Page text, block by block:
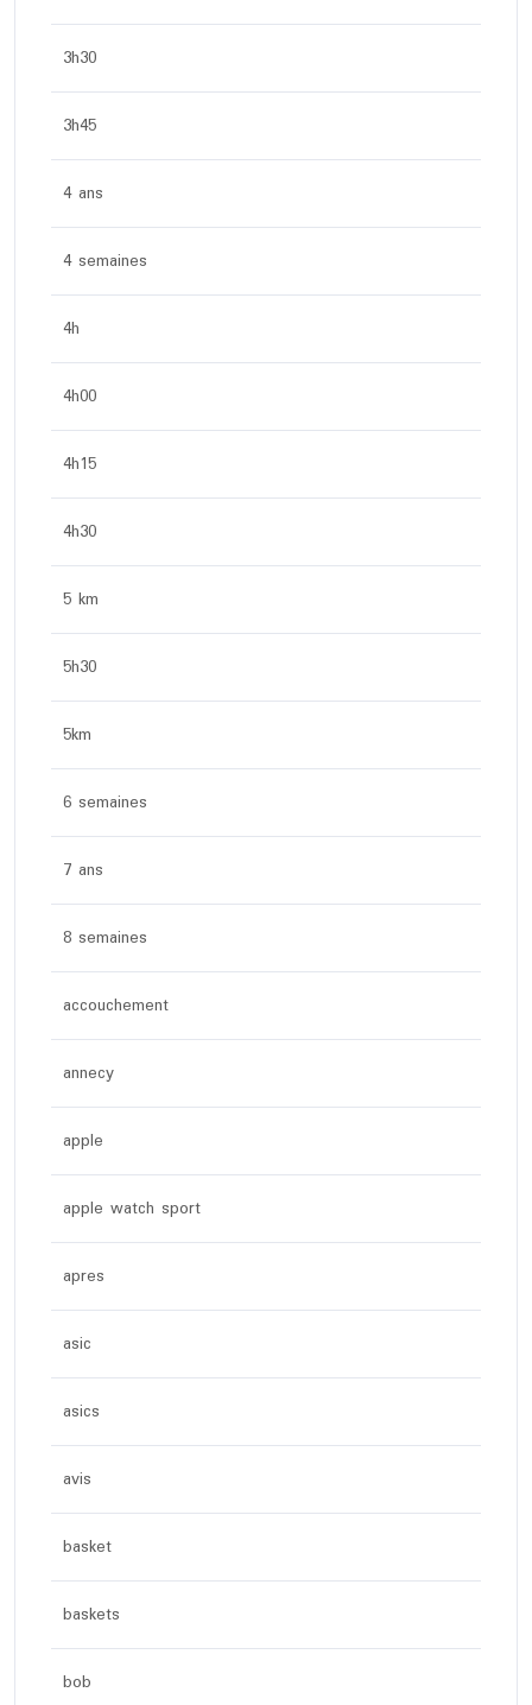
3h30
3h45
4 ans
4 semaines
4h
4h00
4h15
4h30
5 km
5h30
5km
6 semaines
7 ans
8 semaines
accouchement
annecy
apple
apple watch sport
apres
asic
asics
avis
basket
baskets
bob